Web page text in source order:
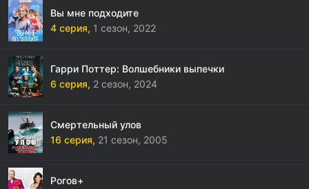
Вы мне подходите
4 серия, 1 сезон, 2022
Гарри Поттер: Волшебники выпечки
6 серия, 2 сезон, 2024
Смертельный улов
16 серия, 21 сезон, 2005
Рогов+